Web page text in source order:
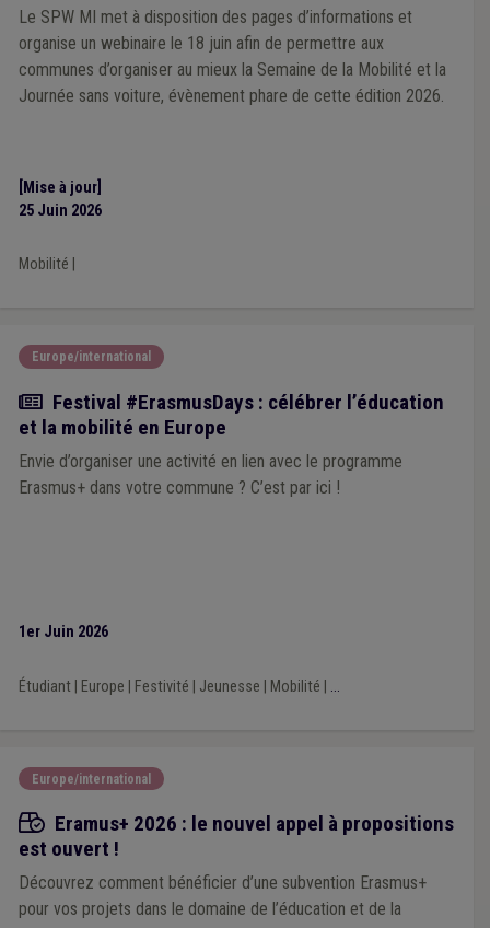
Le SPW MI met à disposition des pages d’informations et
organise un webinaire le 18 juin afin de permettre aux
communes d’organiser au mieux la Semaine de la Mobilité et la
Journée sans voiture, évènement phare de cette édition 2026.
[Mise à jour]
25 Juin 2026
Mobilité
Europe/international
Actualité
Festival #ErasmusDays : célébrer l’éducation
et la mobilité en Europe
Envie d’organiser une activité en lien avec le programme
Erasmus+ dans votre commune ? C’est par ici !
1er Juin 2026
Étudiant| Europe Festivité Jeunesse Mobilité ...
Europe/international
Appels à projets
Eramus+ 2026 : le nouvel appel à propositions
est ouvert !
Découvrez comment bénéficier d’une subvention Erasmus+
pour vos projets dans le domaine de l’éducation et de la